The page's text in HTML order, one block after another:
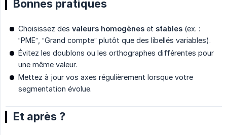
Bonnes pratiques
Choisissez des valeurs homogènes et stables (ex. :
“PME”, “Grand compte” plutôt que des libellés variables).
Évitez les doublons ou les orthographes différentes pour
une même valeur.
Mettez à jour vos axes régulièrement lorsque votre
segmentation évolue.
Et après ?